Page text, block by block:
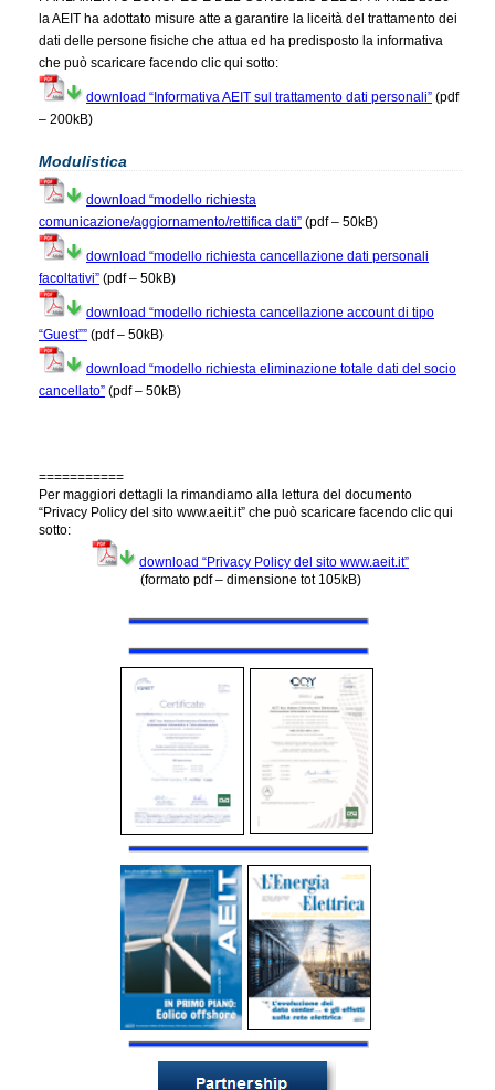
la AEIT ha adottato misure atte a garantire la liceità del trattamento dei
dati delle persone fisiche che attua ed ha predisposto la informativa
che può scaricare facendo clic qui sotto:
download “Informativa AEIT sul trattamento dati personali” (pdf
– 200kB)
Modulistica
download “modello richiesta
comunicazione/aggiornamento/rettifica dati” (pdf – 50kB)
download “modello richiesta cancellazione dati personali
facoltativi” (pdf – 50kB)
download “modello richiesta cancellazione account di tipo
“Guest”” (pdf – 50kB)
download “modello richiesta eliminazione totale dati del socio
cancellato” (pdf – 50kB)
===========
Per maggiori dettagli la rimandiamo alla lettura del documento
“Privacy Policy del sito www.aeit.it” che può scaricare facendo clic qui
sotto:
download “Privacy Policy del sito www.aeit.it”
(formato pdf – dimensione tot 105kB)